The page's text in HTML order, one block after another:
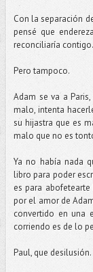
Con la separación
pensé que
reconciliaría contigo.
Pero tampoco.
Adam se va a
malo, intenta
su hijastra que es
malo que no es
Ya no había nada
libro para poder
es para
por el amor de
convertido en una
corriendo es de lo
Paul, que desilusión.